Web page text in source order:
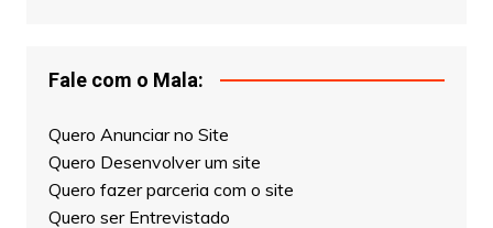
Fale com o Mala:
Quero Anunciar no Site
Quero Desenvolver um site
Quero fazer parceria com o site
Quero ser Entrevistado